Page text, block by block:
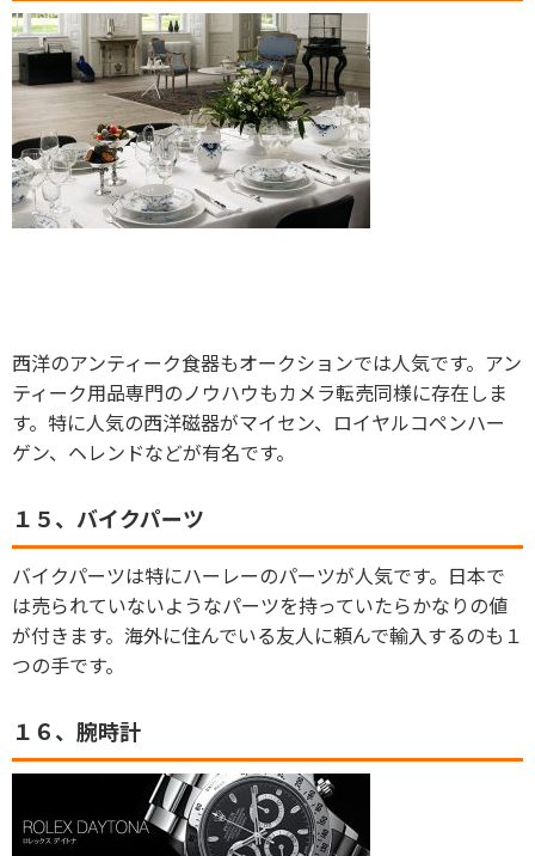
西洋のアンティーク食器もオークションでは人気です。アン
ティーク用品専門のノウハウもカメラ転売同様に存在しま
す。特に人気の西洋磁器がマイセン、ロイヤルコペンハー
ゲン、ヘレンドなどが有名です。
１５、バイクパーツ
バイクパーツは特にハーレーのパーツが人気です。日本で
は売られていないようなパーツを持っていたらかなりの値
が付きます。海外に住んでいる友人に頼んで輸入するのも１
つの手です。
１６、腕時計